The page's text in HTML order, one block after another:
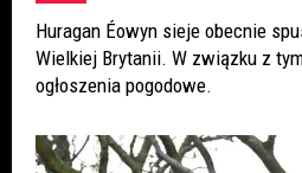
Huragan Éowyn sieje obecnie
Wielkiej Brytanii. W związku z
ogłoszenia pogodowe.